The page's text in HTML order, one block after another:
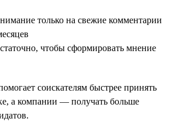
только на свежие комментарии
чтобы сформировать мнение
соискателям быстрее принять
а компании — получать больше